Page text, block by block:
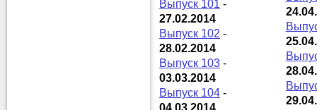
Выпуск 101 -
27.02.2014
Выпуск 102 -
28.02.2014
Выпуск 103 -
03.03.2014
Выпуск 104 -
04.03.2014